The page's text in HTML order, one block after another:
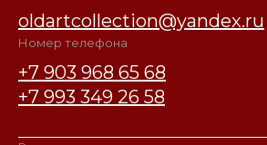
oldartcollection@yandex.ru
Номер телефона
+7 903 968 65 68
+7 993 349 26 58